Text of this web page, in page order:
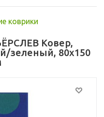
коврики
Ковер,
зеленый, 80x150